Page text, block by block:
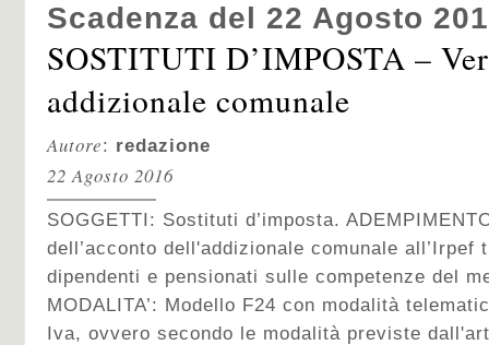
Scadenza del 22 Agosto
SOSTITUTI D’IMPOSTA –
addizionale comunale
Autore: redazione
22 Agosto 2016
SOGGETTI: Sostituti d’imposta.
dell’acconto dell'addizionale comunale
dipendenti e pensionati sulle competenze del
MODALITA’: Modello F24 con modalità
Iva, ovvero secondo le modalità previste